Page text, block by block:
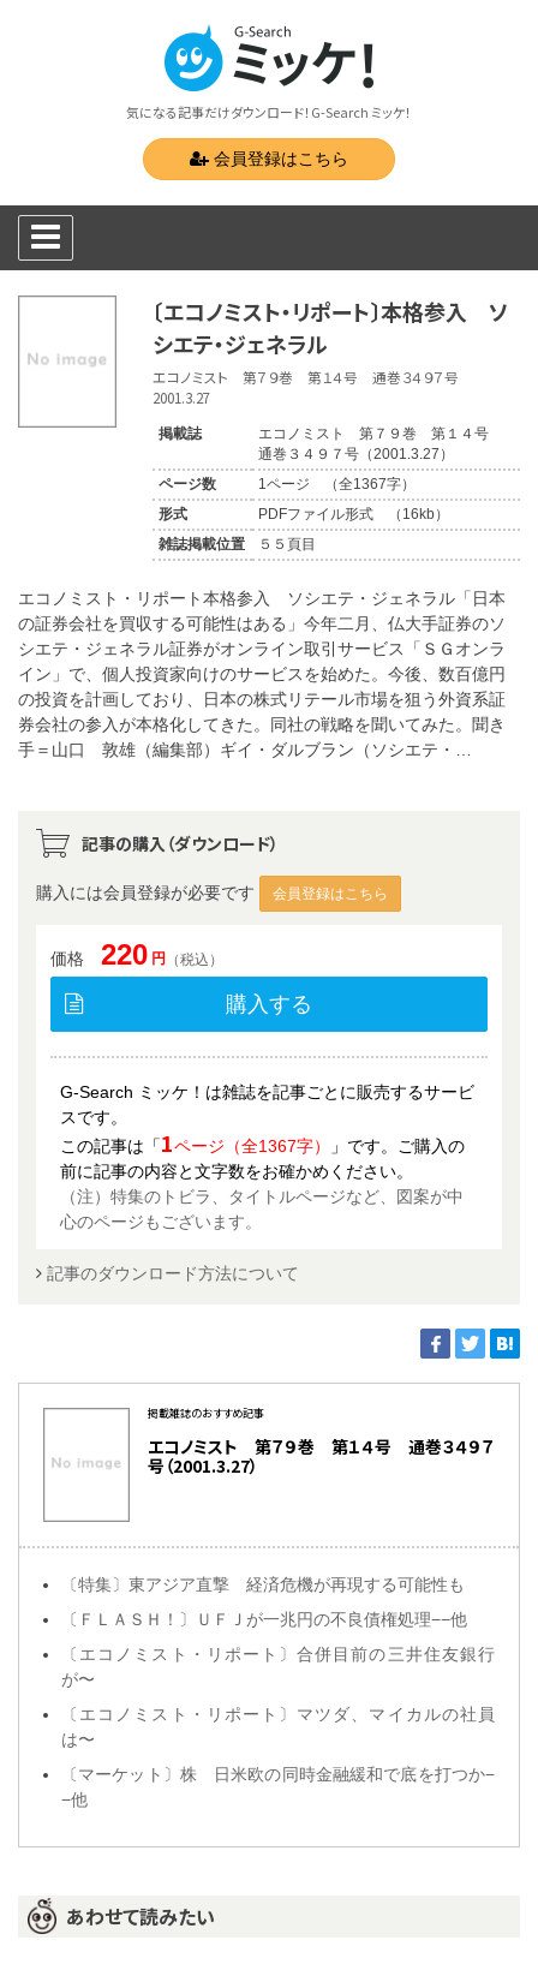
気になる記事だけダウンロード！G-Search ミッケ！
会員登録はこちら
〔エコノミスト・リポート〕本格参入 ソ
シエテ・ジェネラル
エコノミスト 第７９巻 第１４号 通巻３４９７号
2001.3.27
掲載誌
エコノミスト 第７９巻 第１４号
通巻３４９７号（2001.3.27）
ページ数
1ページ （全1367字）
形式
PDFファイル形式 （16kb）
雑誌掲載位置
５５頁目
エコノミスト・リポート本格参入 ソシエテ・ジェネラル「日本
の証券会社を買収する可能性はある」今年二月、仏大手証券のソ
シエテ・ジェネラル証券がオンライン取引サービス「ＳＧオンラ
イン」で、個人投資家向けのサービスを始めた。今後、数百億円
の投資を計画しており、日本の株式リテール市場を狙う外資系証
券会社の参入が本格化してきた。同社の戦略を聞いてみた。聞き
手＝山口 敦雄（編集部）ギイ・ダルブラン（ソシエテ・…
記事の購入（ダウンロード）
購入には会員登録が必要です 会員登録はこちら
価格 220 円 （税込）
購入する
G-Search ミッケ！は雑誌を記事ごとに販売するサービ
スです。
この記事は「1ページ（全1367字）
」です。ご購入の
前に記事の内容と文字数をお確かめください。
（注）特集のトビラ、タイトルページなど、図案が中
心のページもございます。
記事のダウンロード方法について
掲載雑誌のおすすめ記事
エコノミスト 第７９巻 第１４号 通巻３４９７
号（2001.3.27）
〔特集〕東アジア直撃 経済危機が再現する可能性も
〔ＦＬＡＳＨ！〕ＵＦＪが一兆円の不良債権処理−−他
〔エコノミスト・リポート〕合併目前の三井住友銀行
が〜
〔エコノミスト・リポート〕マツダ、マイカルの社員
は〜
〔マーケット〕株 日米欧の同時金融緩和で底を打つか−
−他
あわせて読みたい